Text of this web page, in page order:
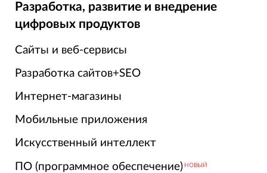
Разработка, развитие и внедрение
цифровых продуктов
Сайты и веб-сервисы
Разработка сайтов+SEO
Интернет-магазины
Мобильные приложения
Искусственный интеллект
ПО (программное обеспечение) НОВЫЙ